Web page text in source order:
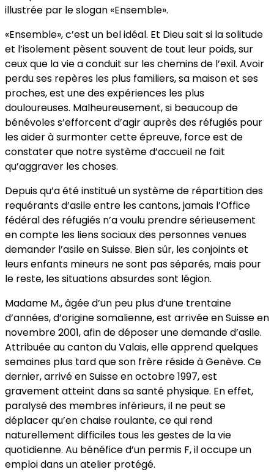
illustrée par le slogan «Ensemble».
«Ensemble», c’est un bel idéal. Et Dieu sait si la solitude
et l’isolement pèsent souvent de tout leur poids, sur
ceux que la vie a conduit sur les chemins de l’exil. Avoir
perdu ses repères les plus familiers, sa maison et ses
proches, est une des expériences les plus
douloureuses. Malheureusement, si beaucoup de
bénévoles s’efforcent d’agir auprès des réfugiés pour
les aider à surmonter cette épreuve, force est de
constater que notre système d’accueil ne fait
qu’aggraver les choses.
Depuis qu’a été institué un système de répartition des
requérants d’asile entre les cantons, jamais l’Office
fédéral des réfugiés n’a voulu prendre sérieusement
en compte les liens sociaux des personnes venues
demander l’asile en Suisse. Bien sûr, les conjoints et
leurs enfants mineurs ne sont pas séparés, mais pour
le reste, les situations absurdes sont légion.
Madame M., âgée d’un peu plus d’une trentaine
d’années, d’origine somalienne, est arrivée en Suisse en
novembre 2001, afin de déposer une demande d’asile.
Attribuée au canton du Valais, elle apprend quelques
semaines plus tard que son frère réside à Genève. Ce
dernier, arrivé en Suisse en octobre 1997, est
gravement atteint dans sa santé physique. En effet,
paralysé des membres inférieurs, il ne peut se
déplacer qu’en chaise roulante, ce qui rend
naturellement difficiles tous les gestes de la vie
quotidienne. Au bénéfice d’un permis F, il occupe un
emploi dans un atelier protégé.